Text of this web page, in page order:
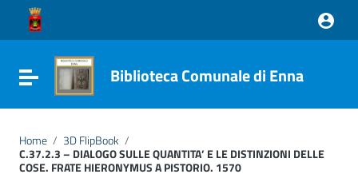
Vai ai contenuti
Vai al menu di navigazione
Vai al footer
Attiva / disattiva la navigazione
Biblioteca Comunale di Enna
Home / 3D FlipBook /
C.37.2.3 – DIALOGO SULLE QUANTITA’ E LE DISTINZIONI DELLE
COSE. FRATE HIERONYMUS A PISTORIO. 1570